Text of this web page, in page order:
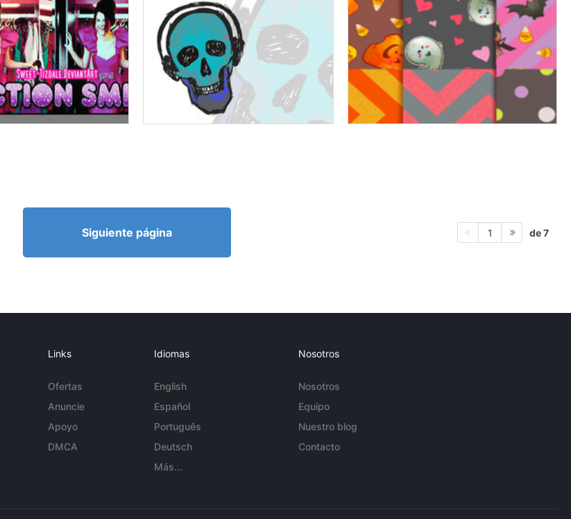
Siguiente página 1 de 7
Links
Ofertas
Anuncie
Apoyo
DMCA
Idiomas
English
Español
Português
Deutsch
Más...
Nosotros
Nosotros
Equipo
Nuestro blog
Contacto